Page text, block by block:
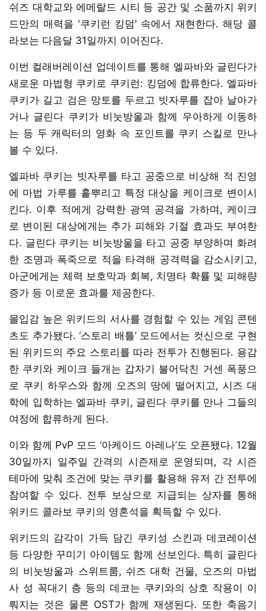
쉬즈 대학교와 에메랄드 시티 등 공간 및 소품까지 위키
드만의 매력을 '쿠키런 킹덤' 속에서 재현한다. 해당 콜
라보는 다음달 31일까지 이어진다.
이번 컬래버레이션 업데이트를 통해 엘파바와 글린다가
새로운 마법형 쿠키로 쿠키런: 킹덤에 합류한다. 엘파바
쿠키가 길고 검은 망토를 두르고 빗자루를 잡아 날아가
거나 글린다 쿠키가 비눗방울과 함께 우아하게 이동하
는 등 두 캐릭터의 영화 속 포인트를 쿠키 스킬로 만나
볼 수 있다.
엘파바 쿠키는 빗자루를 타고 공중으로 비상해 적 진영
에 마법 가루를 흩뿌리고 특정 대상을 케이크로 변이시
킨다. 이후 적에게 강력한 광역 공격을 가하며, 케이크
로 변이된 대상에게는 추가 피해와 기절 효과도 부여한
다. 글린다 쿠키는 비눗방울을 타고 공중 부양하며 화려
한 조명과 폭죽으로 적을 타격해 공격력을 감소시키고,
아군에게는 체력 보호막과 회복, 치명타 확률 및 피해량
증가 등 이로운 효과를 제공한다.
몰입감 높은 위키드의 서사를 경험할 수 있는 게임 콘텐
츠도 추가됐다. ‘스토리 배틀’ 모드에서는 컷신으로 구현
된 위키드의 주요 스토리를 따라 전투가 진행된다. 용감
한 쿠키와 케이크 들개는 갑자기 불어닥친 거센 폭풍으
로 쿠키 하우스와 함께 오즈의 땅에 떨어지고, 시즈 대
학에 입학하는 엘파바 쿠키, 글린다 쿠키를 만나 그들의
여정에 합류하게 된다.
이와 함께 PvP 모드 ‘아케이드 아레나’도 오픈됐다. 12월
30일까지 일주일 간격의 시즌제로 운영되며, 각 시즌
테마에 맞춰 조건에 맞는 쿠키를 활용해 유저 간 전투에
참여할 수 있다. 전투 보상으로 지급되는 상자를 통해
위키드 콜라보 쿠키의 영혼석을 획득할 수 있다.
위키드의 감각이 가득 담긴 쿠키성 스킨과 데코레이션
등 다양한 꾸미기 아이템도 함께 선보인다. 특히 글린다
의 비눗방울과 스위트룸, 쉬즈 대학 건물, 오즈의 마법
사 성 꼭대기 층 등의 데코는 쿠키와의 상호 작용이 이
뤄지는 것은 물론 OST가 함께 재생된다. 또한 축음기